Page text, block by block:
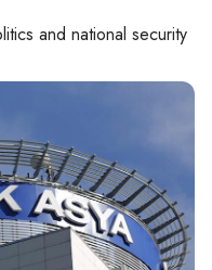
and national security